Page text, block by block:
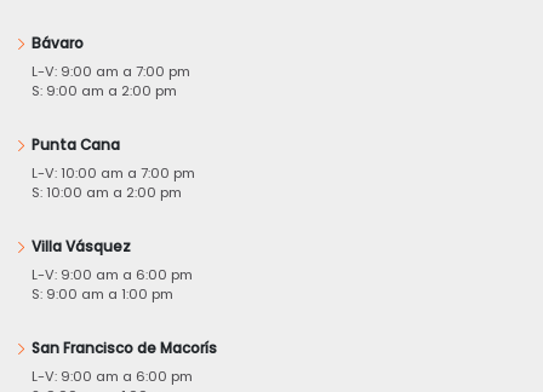
Bávaro
L-V: 9:00 am a 7:00 pm
S: 9:00 am a 2:00 pm
Punta Cana
L-V: 10:00 am a 7:00 pm
S: 10:00 am a 2:00 pm
Villa Vásquez
L-V: 9:00 am a 6:00 pm
S: 9:00 am a 1:00 pm
San Francisco de Macorís
L-V: 9:00 am a 6:00 pm